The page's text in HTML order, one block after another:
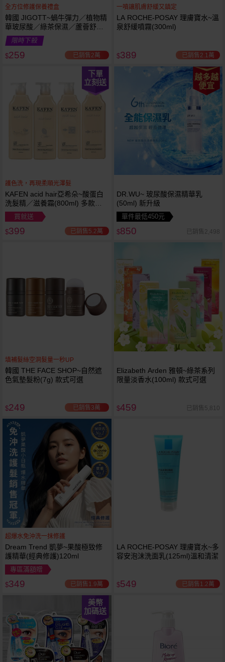
全方位修護保養禮盒
韓國 JIGOTT~蝸牛彈力／植物精
華玻尿酸／綠茶保濕／蘆薈舒緩
修復 禮盒(5件組) 款式可選 化妝
水+乳液+面霜
限時下殺
$259 已銷售2萬
一噴讓肌膚舒緩又鎮定
LA ROCHE-POSAY 理膚寶水~溫
泉舒緩噴霧(300ml)
$389 已銷售2.1萬
下單
立刻送
護色洗，再現柔順光澤髮
KAFEN acid hair亞希朵~酸蛋白
洗髮精／滋養霜(800ml) 多款可
選
買就送
$399 已銷售5.2萬
越多越
便宜
DR.WU~ 玻尿酸保濕精華乳
(50ml) 新升級
單件最低450元
$850 已銷售2,498
填補髮絲空洞髮量一秒UP
韓國 THE FACE SHOP~自然遮
色氣墊髮粉(7g) 款式可選
$249 已銷售3萬
Elizabeth Arden 雅頓~綠茶系列
限量淡香水(100ml) 款式可選
$459 已銷售5,810
超爆水免沖洗一抹修護
Dream Trend 凱夢~果酸極致修
護精華(經典修護)120ml
專區滿額贈
$349 已銷售1.9萬
LA ROCHE-POSAY 理膚寶水~多
容安泡沫洗面乳(125ml)溫和清潔
$549 已銷售1.2萬
美幣
加碼送